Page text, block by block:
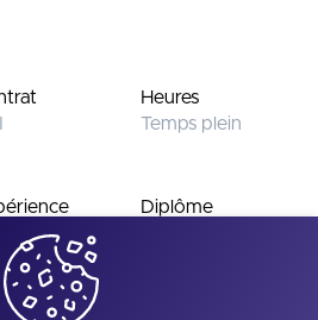
Heures
Temps plein
(> 5
Diplôme